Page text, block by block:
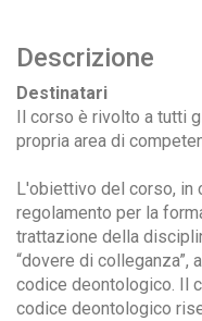
Descrizione
Destinatari
Il corso è rivolto a tutti
propria area di
L'obiettivo del corso, in
regolamento per la
trattazione della
“dovere di
codice deontologico. Il
codice deontologico